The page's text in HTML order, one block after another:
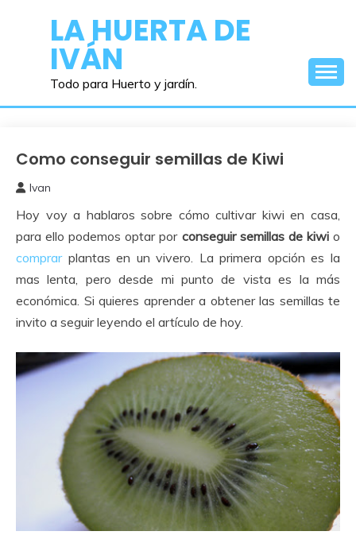
contenidoLA HUERTA DE
IVÁN
Todo para Huerto y jardín.
Obtener
Como conseguir semillas de Kiwi
febrero,
2015
Ivan
Hoy voy a hablaros sobre cómo cultivar kiwi en casa,
para ello podemos optar por conseguir semillas de kiwio
comprarplantas en un vivero. La primera opción es la
mas lenta, pero desde mi punto de vista es la más
económica. Si quieres aprender a obtener las semillas te
invito a seguir leyendo el artículo de hoy.